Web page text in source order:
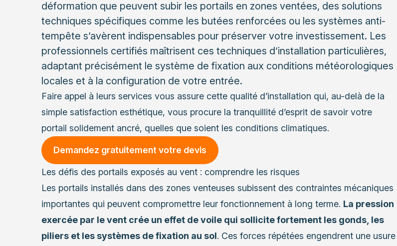
déformation que peuvent subir les portails en zones ventées, des solutions
techniques spécifiques comme les butées renforcées ou les systèmes anti-
tempête s’avèrent indispensables pour préserver votre investissement. Les
professionnels certifiés maîtrisent ces techniques d’installation particulières,
adaptant précisément le système de fixation aux conditions météorologiques
locales et à la configuration de votre entrée.
Faire appel à leurs services vous assure cette qualité d’installation qui, au-delà de la
simple satisfaction esthétique, vous procure la tranquillité d’esprit de savoir votre
portail solidement ancré, quelles que soient les conditions climatiques.
Demandez gratuitement votre devis
Les défis des portails exposés au vent : comprendre les risques
Les portails installés dans des zones venteuses subissent des contraintes mécaniques
importantes qui peuvent compromettre leur fonctionnement à long terme. La pression
exercée par le vent crée un effet de voile qui sollicite fortement les gonds, les
piliers et les systèmes de fixation au sol. Ces forces répétées engendrent une usure